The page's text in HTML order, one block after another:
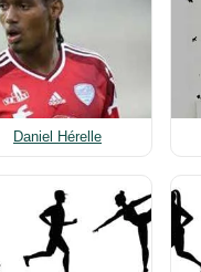
Daniel Hérelle